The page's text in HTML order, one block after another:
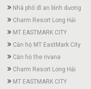
Nhà phố dĩ an bình dương
Charm Resort Long Hải
MT EASTMARK CITY
Căn hộ MT EastMark City
Căn hộ the rivana
Charm Resort Long Hải
MT EASTMARK CITY